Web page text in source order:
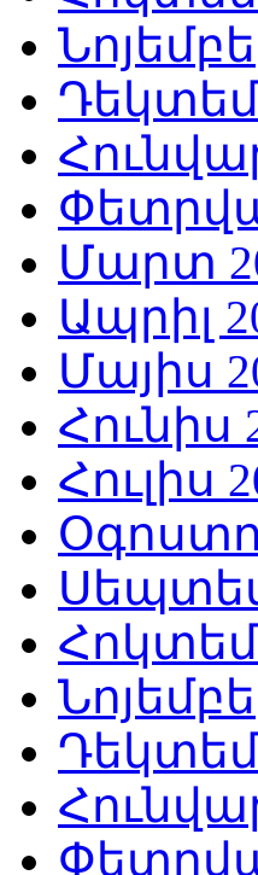
Մարտ
Ապրիլ
Մայիս
Հունիս
Հուլիս